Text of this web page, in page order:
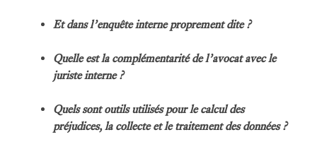
Et dans l’enquête interne proprement dite ?
Quelle est la complémentarité de l’avocat avec le
juriste interne ?
Quels sont outils utilisés pour le calcul des
préjudices, la collecte et le traitement des données ?